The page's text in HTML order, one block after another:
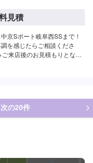
見積
京Sポート岐阜西SSまで！
を感じたらご相談くださ
来店後のお見積もりとなり
次の20件